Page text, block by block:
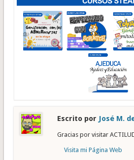
Escrito por José M.
Gracias por visitar
Visita mi Página Web